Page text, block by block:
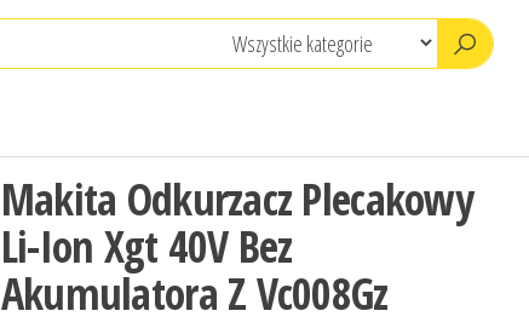
Makita Odkurzacz Plecakowy
Li-Ion Xgt 40V Bez
Akumulatora Z Vc008Gz